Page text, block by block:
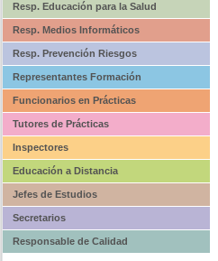
Resp. Educación para la Salud
Resp. Medios Informáticos
Resp. Prevención Riesgos
Representantes Formación
Funcionarios en Prácticas
Tutores de Prácticas
Inspectores
Educación a Distancia
Jefes de Estudios
Secretarios
Responsable de Calidad